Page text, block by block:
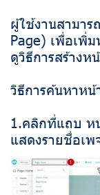
ผู้ใช้งานสามา
Page) เพื่อเพิ่
ดูวิธีการสร้างห
วิธีการค้นหาหน้
1.คลิกที่แถบ ห
แสดงรายชื่อเ